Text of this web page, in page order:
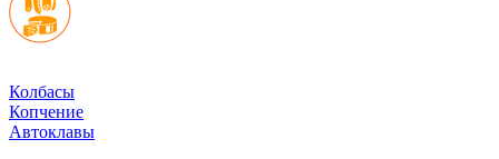
Колбасы
Копчение
Автоклавы